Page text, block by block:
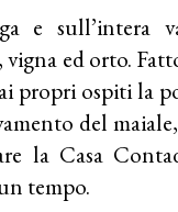
e sull’intera
vigna ed orto.
propri ospiti la
del
la Casa
tempo.